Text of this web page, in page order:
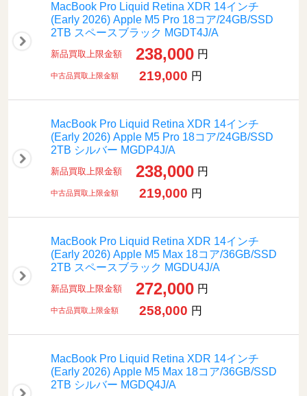
MacBook Pro Liquid Retina XDR 14インチ
(Early 2026) Apple M5 Pro 18コア/24GB/SSD
2TB スペースブラック MGDT4J/A
新品買取上限金額 238,000 円
中古品買取上限金額 219,000 円
MacBook Pro Liquid Retina XDR 14インチ
(Early 2026) Apple M5 Pro 18コア/24GB/SSD
2TB シルバー MGDP4J/A
新品買取上限金額 238,000 円
中古品買取上限金額 219,000 円
MacBook Pro Liquid Retina XDR 14インチ
(Early 2026) Apple M5 Max 18コア/36GB/SSD
2TB スペースブラック MGDU4J/A
新品買取上限金額 272,000 円
中古品買取上限金額 258,000 円
MacBook Pro Liquid Retina XDR 14インチ
(Early 2026) Apple M5 Max 18コア/36GB/SSD
2TB シルバー MGDQ4J/A